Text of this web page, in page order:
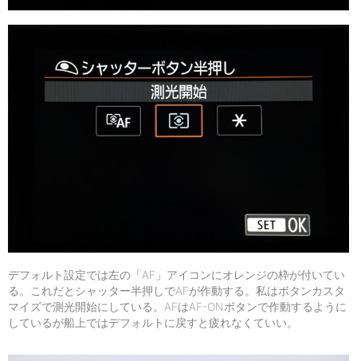
デフォルト設定では左の「AF」アイコンにオレンジの枠が付いてい
る。これだとシャッター半押しでAFが作動する。私はボタンカスタ
マイズで測光開始にしている。AFはAF-ONボタンで作動するように
しているが船上ではデフォルトに戻すと疲れなくていい。